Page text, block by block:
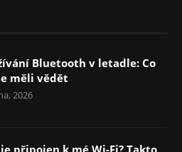
Bluetooth v letadle: Co
měli vědět
2026
připojen k mé Wi-Fi? Takto